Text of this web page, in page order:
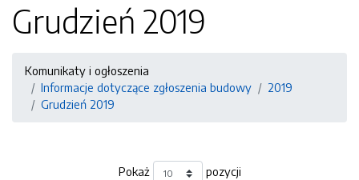
Grudzień 2019
Komunikaty i ogłoszenia
Informacje dotyczące zgłoszenia budowy
2019
Grudzień 2019
Pokaż pozycji